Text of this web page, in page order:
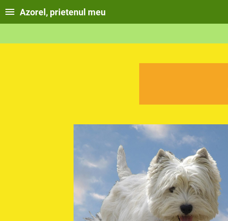
Azorel, prietenul meu